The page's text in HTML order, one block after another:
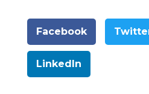
Facebook
LinkedIn